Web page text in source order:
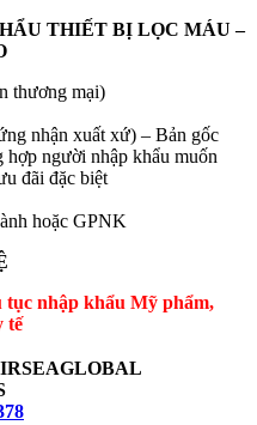
THIẾT BỊ LỌC MÁU –
thương mại)
nhận xuất xứ) – Bản gốc
hợp người nhập khẩu muốn
đãi đặc biệt
hoặc GPNK
nhập khẩu Mỹ phẩm,
tế